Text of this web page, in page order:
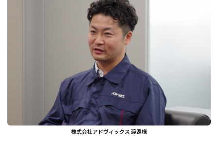
株式会社アドヴィックス 渡邊様